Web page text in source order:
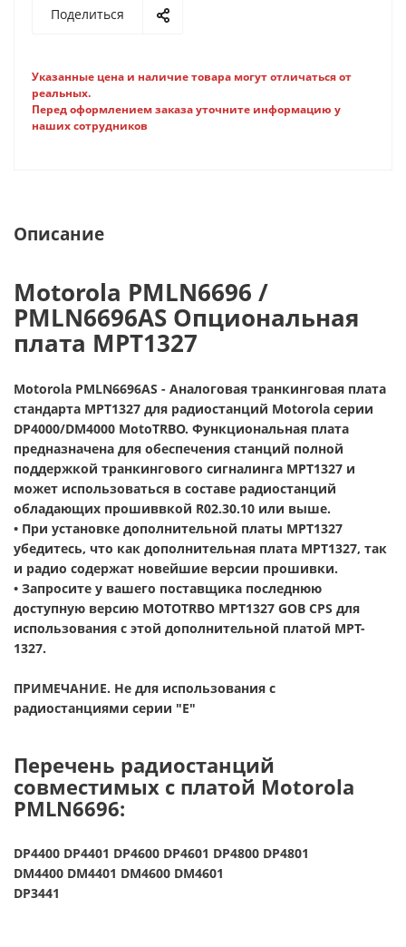
Поделиться
Указанные цена и наличие товара могут отличаться от
реальных.
Перед оформлением заказа уточните информацию у
наших сотрудников
Описание
Motorola PMLN6696 /
PMLN6696AS Опциональная
плата MPT1327
Motorola PMLN6696AS - Аналоговая транкинговая плата
стандарта MPT1327 для радиостанций Motorola серии
DP4000/DM4000 MotoTRBO. Функциональная плата
предназначена для обеспечения станций полной
поддержкой транкингового сигналинга MPT1327 и
может использоваться в составе радиостанций
обладающих прошиввкой R02.30.10 или выше.
• При установке дополнительной платы MPT1327
убедитесь, что как дополнительная плата MPT1327, так
и радио содержат новейшие версии прошивки.
• Запросите у вашего поставщика последнюю
доступную версию MOTOTRBO MPT1327 GOB CPS для
использования с этой дополнительной платой MPT-
1327.
ПРИМЕЧАНИЕ. Не для использования с
радиостанциями серии "E"
Перечень радиостанций
совместимых с платой Motorola
PMLN6696:
DP4400 DP4401 DP4600 DP4601 DP4800 DP4801
DM4400 DM4401 DM4600 DM4601
DP3441